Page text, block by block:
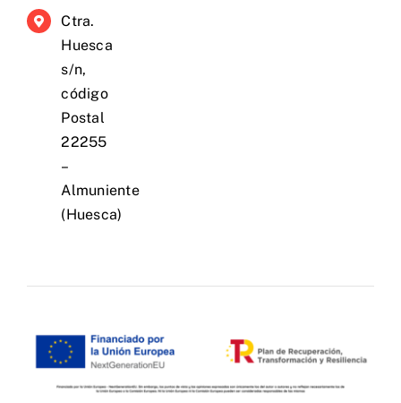
Ctra.
Huesca
s/n,
código
Postal
22255
–
Almuniente
(Huesca)